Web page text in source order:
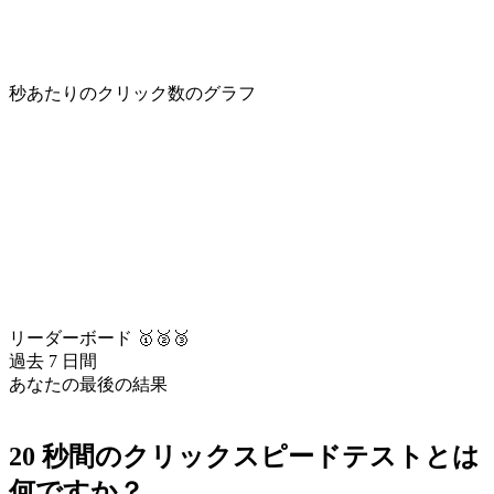
秒あたりのクリック数のグラフ
リーダーボード 🥇🥈🥉
過去 7 日間
あなたの最後の結果
20 秒間のクリックスピードテストとは